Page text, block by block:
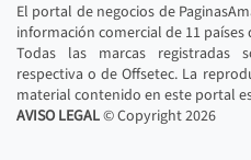
El portal de negocios de
información comercial de 11 países
Todas las marcas registradas
respectiva o de Offsetec. La
material contenido en este portal
AVISO LEGAL© Copyright2026